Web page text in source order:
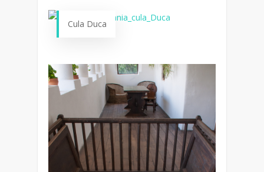
Cula Duca